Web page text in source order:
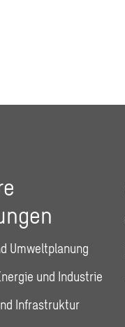
Umweltplanung
und Industrie
Infrastruktur